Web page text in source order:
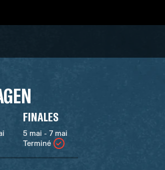
FINALES
5 mai - 7 mai
Terminé